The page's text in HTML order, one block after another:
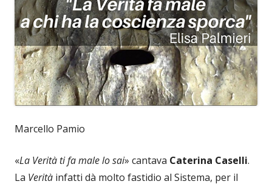
Marcello Pamio
«La Verità ti fa male lo sai» cantava Caterina Caselli.
La Verità infatti dà molto fastidio al Sistema, per il